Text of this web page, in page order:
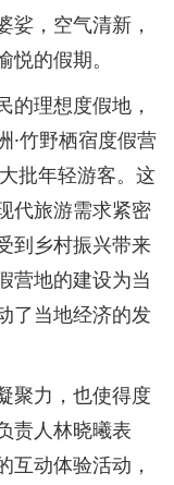
娑，空气清新，
的假期。
的理想度假地，
·竹野栖宿度假营
批年轻游客。这
代旅游需求紧密
到乡村振兴带来
营地的建设为当
了当地经济的发
聚力，也使得度
责人林晓曦表
互动体验活动，